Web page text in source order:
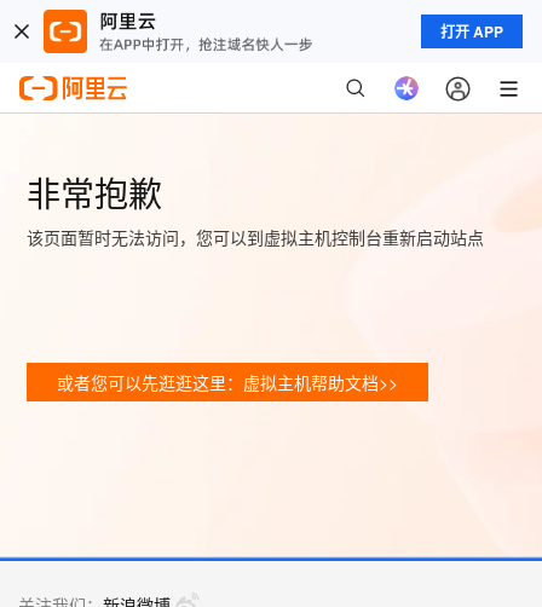
打开 APP
非常抱歉
该页面暂时无法访问，您可以到虚拟主机控制台重新启动站点
或者您可以先逛逛这里：虚拟主机帮助文档>>